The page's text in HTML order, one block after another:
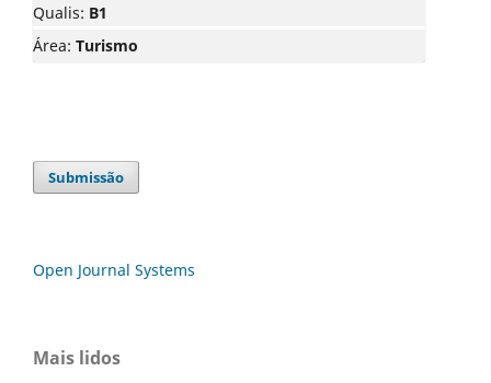
Qualis: B1
Área: Turismo
Submissão
Open Journal Systems
Mais lidos